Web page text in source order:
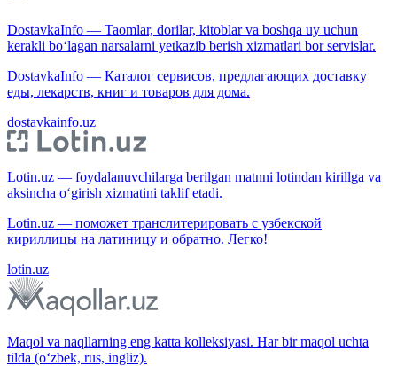
DostavkaInfo — Taomlar, dorilar, kitoblar va boshqa uy uchun
kerakli bo‘lagan narsalarni yetkazib berish xizmatlari bor servislar.
DostavkaInfo — Каталог сервисов, предлагающих доставку
еды, лекарств, книг и товаров для дома.
dostavkainfo.uz
Lotin.uz — foydalanuvchilarga berilgan matnni lotindan kirillga va
aksincha o‘girish xizmatini taklif etadi.
Lotin.uz — поможет транслитерировать с узбекской
кириллицы на латиницу и обратно. Легко!
lotin.uz
Maqol va naqllarning eng katta kolleksiyasi. Har bir maqol uchta
tilda (o‘zbek, rus, ingliz).